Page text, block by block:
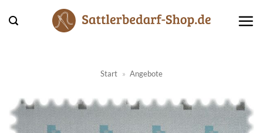
Inhalt
Start » Angebote